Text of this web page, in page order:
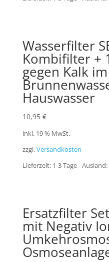
Wasserfilter
Kombifilter +
gegen Kalk im
Hauswasser
10,95 €
inkl. 19 % MwSt.
zzgl.Versandkosten
Lieferzeit: 1-3 Tage - Ausland:
Ersatzfilter
mit Negativ